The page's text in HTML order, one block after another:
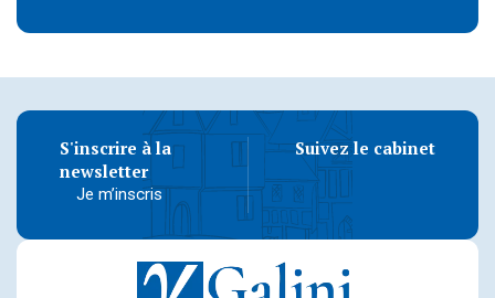
S'inscrire à la
newsletter
Je m’inscris
Suivez le cabinet